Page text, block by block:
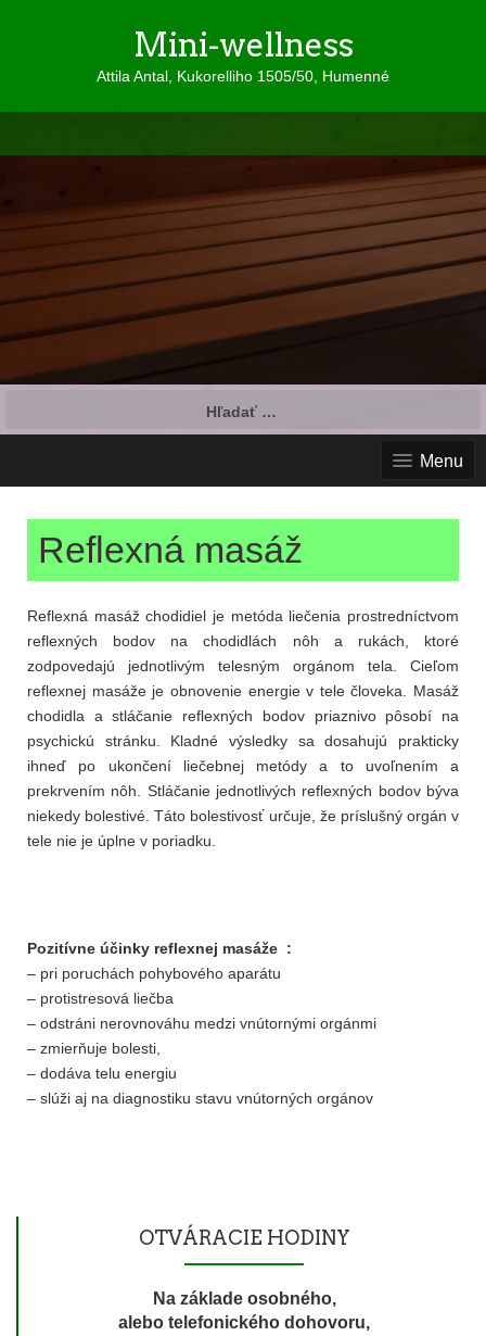
Mini-wellness
Attila Antal, Kukorelliho 1505/50, Humenné
Menu
Reflexná masáž
Reflexná masáž chodidiel je metóda liečenia prostredníctvom
reflexných bodov na chodidlách nôh a rukách, ktoré
zodpovedajú jednotlivým telesným orgánom tela. Cieľom
reflexnej masáže je obnovenie energie v tele človeka. Masáž
chodidla a stláčanie reflexných bodov priaznivo pôsobí na
psychickú stránku. Kladné výsledky sa dosahujú prakticky
ihneď po ukončení liečebnej metódy a to uvoľnením a
prekrvením nôh. Stláčanie jednotlivých reflexných bodov býva
niekedy bolestivé. Táto bolestivosť určuje, že príslušný orgán v
tele nie je úplne v poriadku.
Pozitívne účinky reflexnej masáže :
– pri poruchách pohybového aparátu
– protistresová liečba
– odstráni nerovnováhu medzi vnútornými orgánmi
– zmierňuje bolesti,
– dodáva telu energiu
– slúži aj na diagnostiku stavu vnútorných orgánov
OTVÁRACIE HODINY
Na základe osobného,
alebo telefonického dohovoru,